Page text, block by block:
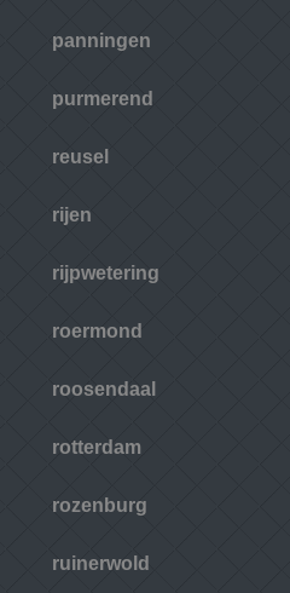
panningen
purmerend
reusel
rijen
rijpwetering
roermond
roosendaal
rotterdam
rozenburg
ruinerwold